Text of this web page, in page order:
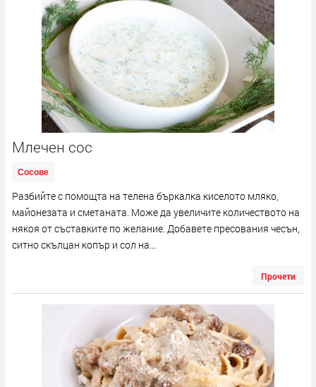
Млечен сос
Сосове
Разбийте с помощта на телена бъркалка киселото мляко,
майонезата и сметаната. Може да увеличите количеството на
някоя от съставките по желание. Добавете пресования чесън,
ситно скълцан копър и сол на...
Прочети